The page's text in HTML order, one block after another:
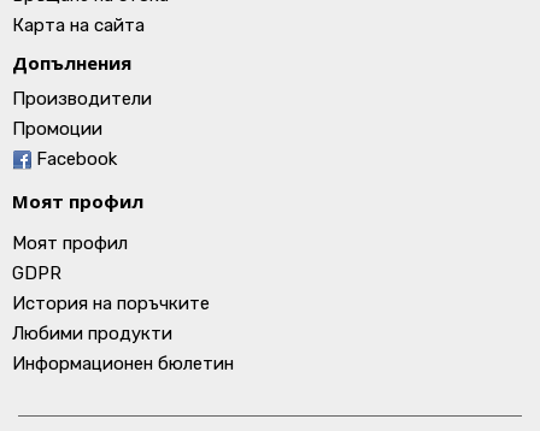
Карта на сайта
Допълнения
Производители
Промоции
Facebook
Моят профил
Моят профил
GDPR
История на поръчките
Любими продукти
Информационен бюлетин